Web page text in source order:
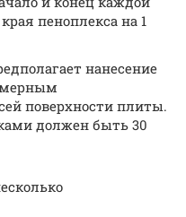
пеноплекса на 1
нанесение
поверхности плиты.
должен быть 30